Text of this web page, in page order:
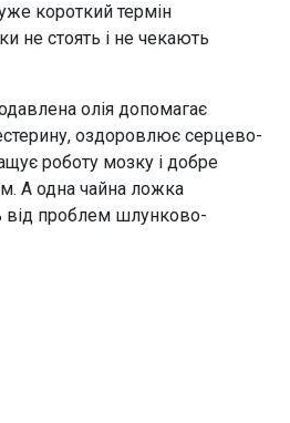
короткий термін
не стоять і не чекають
олія допомагає
оздоровлює серцево-
роботу мозку і добре
А одна чайна ложка
від проблем шлунково-